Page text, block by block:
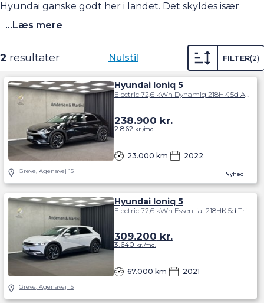
Hyundai ganske godt her i landet. Det skyldes især
modellerne i10 og i20, der var henholdsvis nummer 37
Danmark i 2019. Hyundai udmærker sig ved at give 5 års
garanti uden kilometerbegrænsning. Derfor er det
muligt at finde flotte, nyere brugte eksemplarer, der
stadig er dækket af garantien – også her hos Andersen
& Martini. Hyundai satser meget på el- og hybridbiler og
er en af de førende fabrikanter på området. Modeller
som Kona og Ioniq er ganske populære i Danmark.
...Læs mere
2 resultater Nulstil FILTER 2
Nyhed
Hyundai Ioniq 5
Electric 72,6 kWh Dynamiq 218HK 5d Aut.
23.000 km 2022
238.900 kr.
2.862kr./md.
Greve, Agenavej 15
Hyundai Ioniq 5
67.000 km 2021
309.200 kr.
3.640 kr./md.
Greve, Agenavej 15